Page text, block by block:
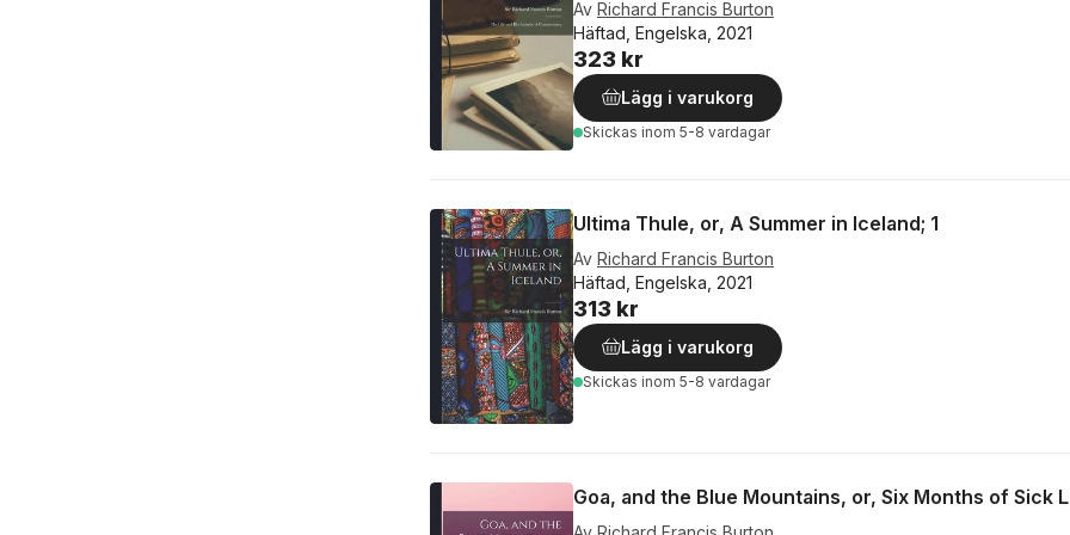
Av Richard Francis Burton
Häftad, Engelska, 2021
323 kr
Lägg i varukorg
Skickas inom 5-8 vardagar
Ultima Thule, or, A Summer in Iceland; 1
Av Richard Francis Burton
Häftad, Engelska, 2021
313 kr
Lägg i varukorg
Skickas inom 5-8 vardagar
Goa, and the Blue Mountains, or, Six Months of Sick